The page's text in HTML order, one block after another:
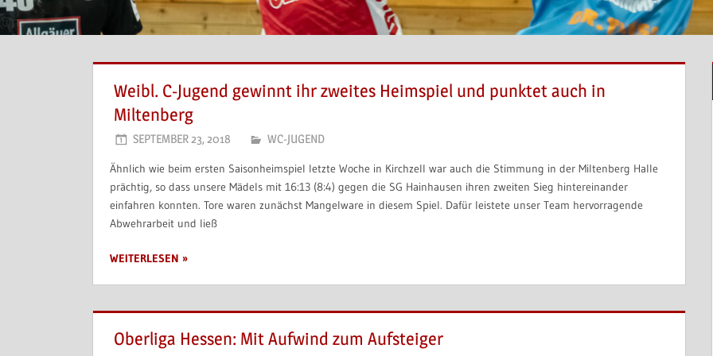
Weibl. C-Jugend gewinnt ihr zweites Heimspiel und punktet auch in
Miltenberg
SEPTEMBER 23, 2018 WC-JUGEND
Ähnlich wie beim ersten Saisonheimspiel letzte Woche in Kirchzell war auch die Stimmung in der Miltenberg Halle
prächtig, so dass unsere Mädels mit 16:13 (8:4) gegen die SG Hainhausen ihren zweiten Sieg hintereinander
einfahren konnten. Tore waren zunächst Mangelware in diesem Spiel. Dafür leistete unser Team hervorragende
Abwehrarbeit und ließ
WEITERLESEN
Oberliga Hessen: Mit Aufwind zum Aufsteiger